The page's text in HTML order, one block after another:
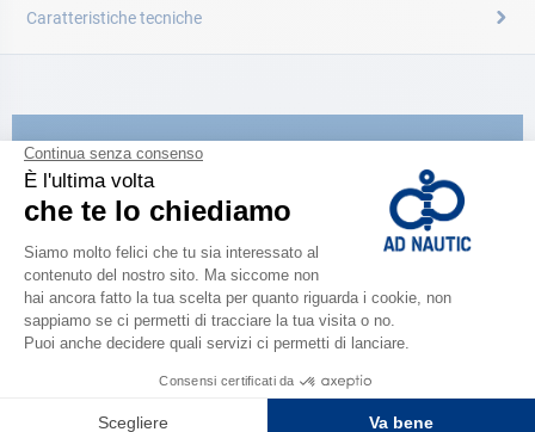
Caratteristiche tecniche
CATALOGARE
Scopri la
SFOGLIA IL CATALOGO